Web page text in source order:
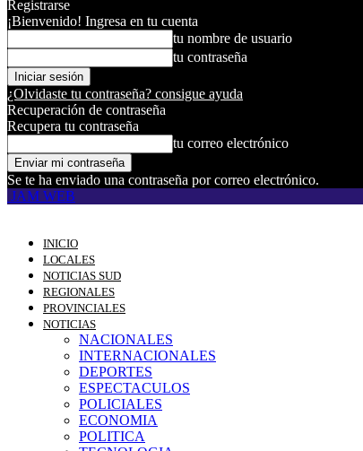
Registrarse
¡Bienvenido! Ingresa en tu cuenta
tu nombre de usuario
tu contraseña
¿Olvidaste tu contraseña? consigue ayuda
Recuperación de contraseña
Recupera tu contraseña
tu correo electrónico
Se te ha enviado una contraseña por correo electrónico.
JAM WEB
INICIO
LOCALES
NOTICIAS SUD
REGIONALES
PROVINCIALES
NOTICIAS
NACIONALES
INTERNACIONALES
DEPORTES
ESPECTACULOS
POLICIALES
ECONOMIA
POLITICA